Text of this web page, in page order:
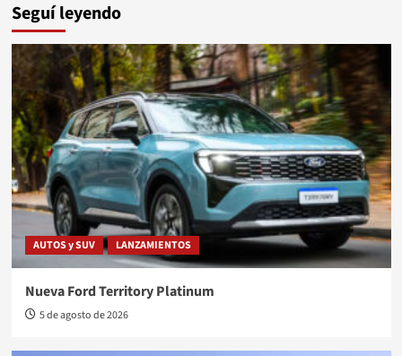
Seguí leyendo
AUTOS y SUV LANZAMIENTOS
Nueva Ford Territory Platinum
5 de agosto de 2026